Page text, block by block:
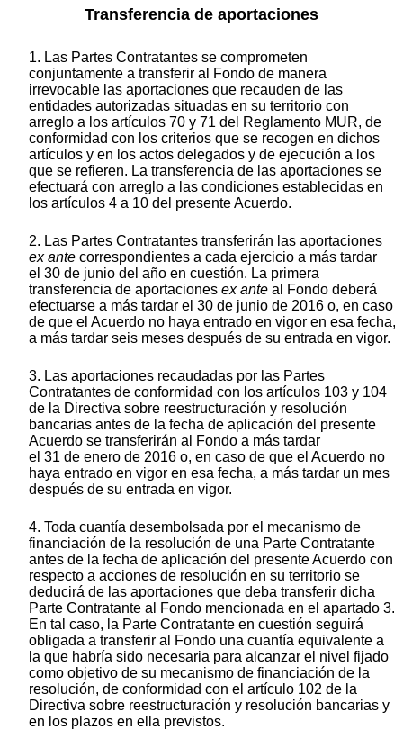
Transferencia de aportaciones
1. Las Partes Contratantes se comprometen
conjuntamente a transferir al Fondo de manera
irrevocable las aportaciones que recauden de las
entidades autorizadas situadas en su territorio con
arreglo a los artículos 70 y 71 del Reglamento MUR, de
conformidad con los criterios que se recogen en dichos
artículos y en los actos delegados y de ejecución a los
que se refieren. La transferencia de las aportaciones se
efectuará con arreglo a las condiciones establecidas en
los artículos 4 a 10 del presente Acuerdo.
2. Las Partes Contratantes transferirán las aportaciones
ex ante correspondientes a cada ejercicio a más tardar
el 30 de junio del año en cuestión. La primera
transferencia de aportaciones ex ante al Fondo deberá
efectuarse a más tardar el 30 de junio de 2016 o, en caso
de que el Acuerdo no haya entrado en vigor en esa fecha,
a más tardar seis meses después de su entrada en vigor.
3. Las aportaciones recaudadas por las Partes
Contratantes de conformidad con los artículos 103 y 104
de la Directiva sobre reestructuración y resolución
bancarias antes de la fecha de aplicación del presente
Acuerdo se transferirán al Fondo a más tardar
el 31 de enero de 2016 o, en caso de que el Acuerdo no
haya entrado en vigor en esa fecha, a más tardar un mes
después de su entrada en vigor.
4. Toda cuantía desembolsada por el mecanismo de
financiación de la resolución de una Parte Contratante
antes de la fecha de aplicación del presente Acuerdo con
respecto a acciones de resolución en su territorio se
deducirá de las aportaciones que deba transferir dicha
Parte Contratante al Fondo mencionada en el apartado 3.
En tal caso, la Parte Contratante en cuestión seguirá
obligada a transferir al Fondo una cuantía equivalente a
la que habría sido necesaria para alcanzar el nivel fijado
como objetivo de su mecanismo de financiación de la
resolución, de conformidad con el artículo 102 de la
Directiva sobre reestructuración y resolución bancarias y
en los plazos en ella previstos.